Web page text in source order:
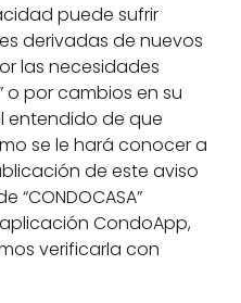
puede sufrir
derivadas de nuevos
las necesidades
o por cambios en su
entendido de que
se le hará conocer a
de este aviso
CondoApp,
verificarla con